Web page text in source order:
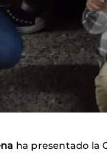
ha presentado la